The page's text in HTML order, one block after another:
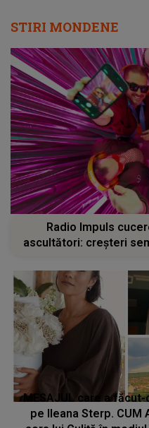
STIRI MONDENE
Radio Impuls
ascultători: creșteri
MESAJUL care a făcut-
pe Ileana Sterp. CUM